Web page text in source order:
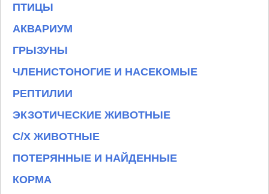
ПТИЦЫ
АКВАРИУМ
ГРЫЗУНЫ
ЧЛЕНИСТОНОГИЕ И НАСЕКОМЫЕ
РЕПТИЛИИ
ЭКЗОТИЧЕСКИЕ ЖИВОТНЫЕ
С/Х ЖИВОТНЫЕ
ПОТЕРЯННЫЕ И НАЙДЕННЫЕ
КОРМА